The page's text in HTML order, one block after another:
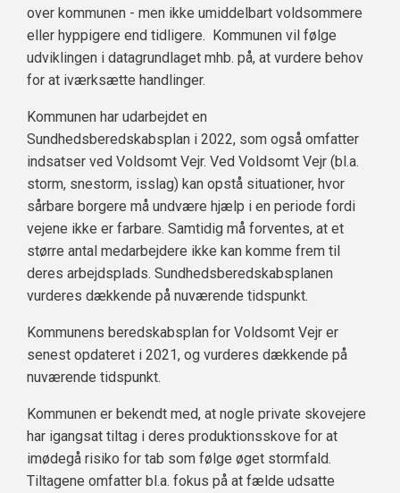
over kommunen - men ikke umiddelbart voldsommere
eller hyppigere end tidligere. Kommunen vil følge
udviklingen i datagrundlaget mhb. på, at vurdere behov
for at iværksætte handlinger.
Kommunen har udarbejdet en
Sundhedsberedskabsplan i 2022, som også omfatter
indsatser ved Voldsomt Vejr. Ved Voldsomt Vejr (bl.a.
storm, snestorm, isslag) kan opstå situationer, hvor
sårbare borgere må undvære hjælp i en periode fordi
vejene ikke er farbare. Samtidig må forventes, at et
større antal medarbejdere ikke kan komme frem til
deres arbejdsplads. Sundhedsberedskabsplanen
vurderes dækkende på nuværende tidspunkt.
Kommunens beredskabsplan for Voldsomt Vejr er
senest opdateret i 2021, og vurderes dækkende på
nuværende tidspunkt.
Kommunen er bekendt med, at nogle private skovejere
har igangsat tiltag i deres produktionsskove for at
imødegå risiko for tab som følge øget stormfald.
Tiltagene omfatter bl.a. fokus på at fælde udsatte